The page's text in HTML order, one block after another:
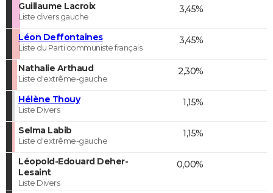
Guillaume Lacroix
Liste divers gauche
3,45%
Léon Deffontaines
Liste du Parti communiste français
3,45%
Nathalie Arthaud
Liste d'extrême-gauche
2,30%
Hélène Thouy
Liste Divers
1,15%
Selma Labib
Liste d'extrême-gauche
1,15%
Léopold-Edouard Deher-
Lesaint
Liste Divers
0,00%